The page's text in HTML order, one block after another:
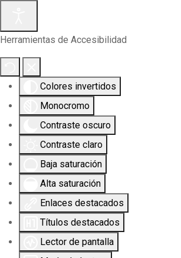
Herramientas de Accesibilidad
Colores invertidos
Monocromo
Contraste oscuro
Contraste claro
Baja saturación
Alta saturación
Enlaces destacados
Títulos destacados
Lector de pantalla